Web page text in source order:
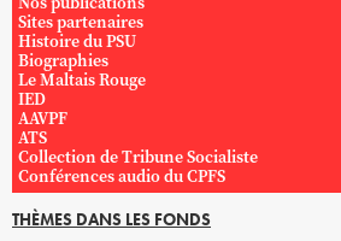
Sites partenaires
Histoire du PSU
Biographies
Le Maltais Rouge
IED
AAVPF
ATS
Collection de Tribune Socialiste
Conférences audio du CPFS
THÈMES DANS LES FONDS